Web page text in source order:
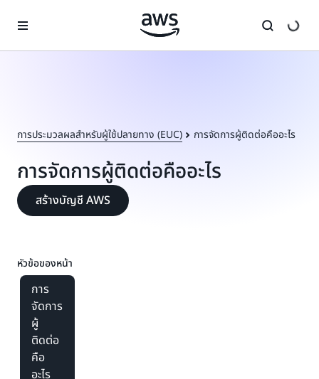
การประมวลผลสำหรับผู้ใช้ปลายทาง (EUC) การจัดการผู้ติดต่อคืออะไร
การจัดการผู้ติดต่อคืออะไร
สร้างบัญชี AWS
หัวข้อของหน้า
การ
จัดการ
ผู้
ติดต่อ
คือ
อะไร